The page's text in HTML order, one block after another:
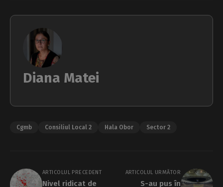
Diana Matei
Cgmb Consiliul Local 2 Hala Obor Sector 2
ARTICOLUL PRECEDENT
Nivel ridicat de
ARTICOLUL URMĂTOR
S-au pus în